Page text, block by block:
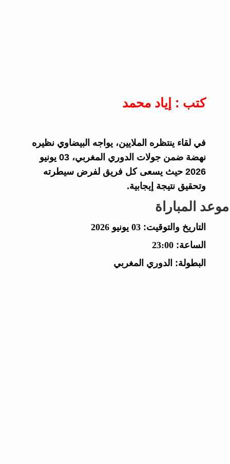
كتب : إياد محمد
في لقاء ينتظره الملايين، يواجه البيضاوي نظيره
نهضة ضمن جولات الدوري المغربي، 03 يونيو
2026 حيث يسعى كل فريق لفرض سيطرته
وتحقيق نتيجة إيجابية.
موعد المباراة
التاريخ والتوقيت: 03 يونيو 2026
الساعة: 23:00
البطولة: الدوري المغربي